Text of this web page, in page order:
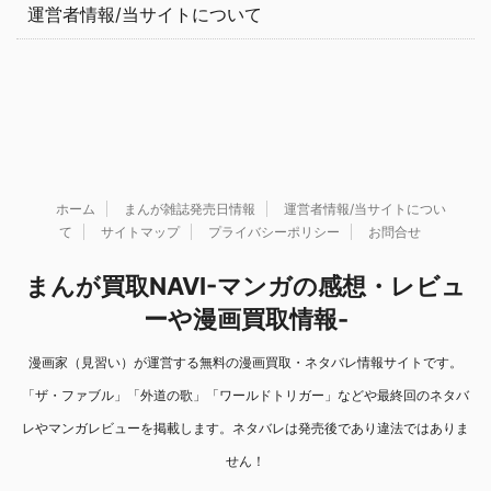
運営者情報/当サイトについて
ホーム まんが雑誌発売日情報
運営者情報/当サイトについ
て
サイトマップ プライバシーポリシー お問合せ
まんが買取NAVI-マンガの感想・レビュ
ーや漫画買取情報-
漫画家（見習い）が運営する無料の漫画買取・ネタバレ情報サイトです。
「ザ・ファブル」「外道の歌」「ワールドトリガー」などや最終回のネタバ
レやマンガレビューを掲載します。ネタバレは発売後であり違法ではありま
せん！